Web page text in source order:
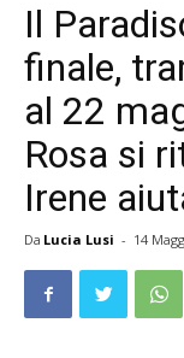
Il
finale,
al 22
Rosa si
Irene
Da Lucia Lusi - 14